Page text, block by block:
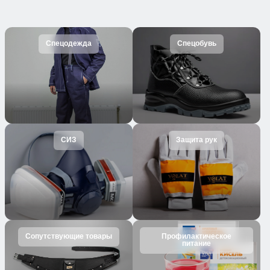
Спецодежда Спецобувь
СИЗ Защита рук
Сопутствующие товары
Профилактическое
питание